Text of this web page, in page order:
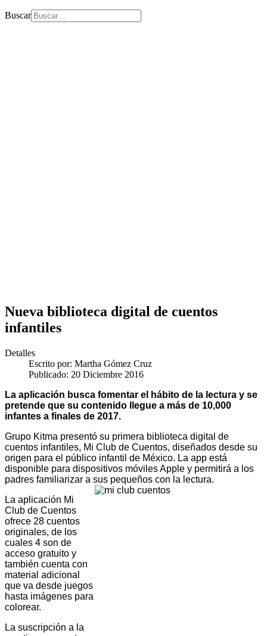
Buscar
Nueva biblioteca digital de cuentos
infantiles
Detalles
Escrito por: Martha Gómez Cruz
Publicado: 20 Diciembre 2016
La aplicación busca fomentar el hábito de la lectura y se
pretende que su contenido llegue a más de 10,000
infantes a finales de 2017.
Grupo Kitma presentó su primera biblioteca digital de
cuentos infantiles, Mi Club de Cuentos, diseñados desde su
origen para el público infantil de México. La app está
disponible para dispositivos móviles Apple y permitirá a los
padres familiarizar a sus pequeños con la lectura.
La aplicación Mi
Club de Cuentos
ofrece 28 cuentos
originales, de los
cuales 4 son de
acceso gratuito y
también cuenta con
material adicional
que va desde juegos
hasta imágenes para
colorear.
La suscripción a la